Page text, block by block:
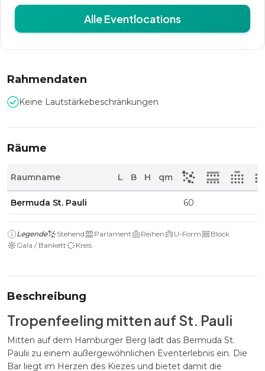
Alle Eventlocations
Rahmendaten
Keine Lautstärkebeschränkungen
Räume
Raumname L B H qm
Bermuda St. Pauli 60
Legende Stehend Parlament Reihen U-Form
Block
Gala / Bankett
Kreis
Beschreibung
Tropenfeeling mitten auf St. Pauli
Mitten auf dem Hamburger Berg lädt das Bermuda St.
Paulii zu einem außergewöhnlichen Eventerlebnis ein. Die
Bar liegt im Herzen des Kiezes und bietet damit die